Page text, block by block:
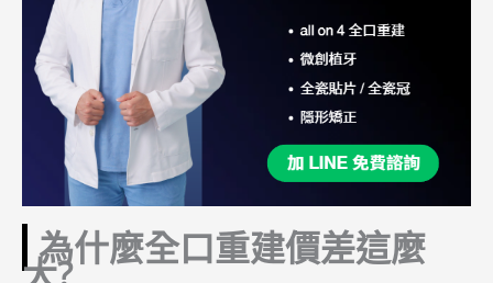
為什麼全口重建價差這麼
大?